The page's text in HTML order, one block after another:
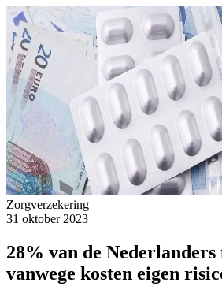
Zorgverzekering
31 oktober 2023
28% van de
vanwege kosten eigen